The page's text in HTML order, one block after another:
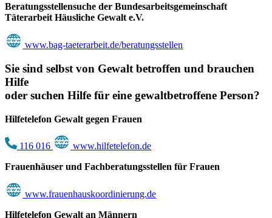
Beratungsstellensuche der Bundesarbeitsgemeinschaft
Täterarbeit Häusliche Gewalt e.V.
www.bag-taeterarbeit.de/beratungsstellen
Sie sind selbst von Gewalt betroffen und brauchen
Hilfe
oder suchen Hilfe für eine gewaltbetroffene Person?
Hilfetelefon Gewalt gegen Frauen
116 016
www.hilfetelefon.de
Frauenhäuser und Fachberatungsstellen für Frauen
www.frauenhauskoordinierung.de
Hilfetelefon Gewalt an Männern